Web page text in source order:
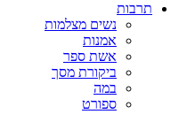
תרבות
נשים מצלמות
אמנות
אשת ספר
ביקורת מסך
במה
ספורט